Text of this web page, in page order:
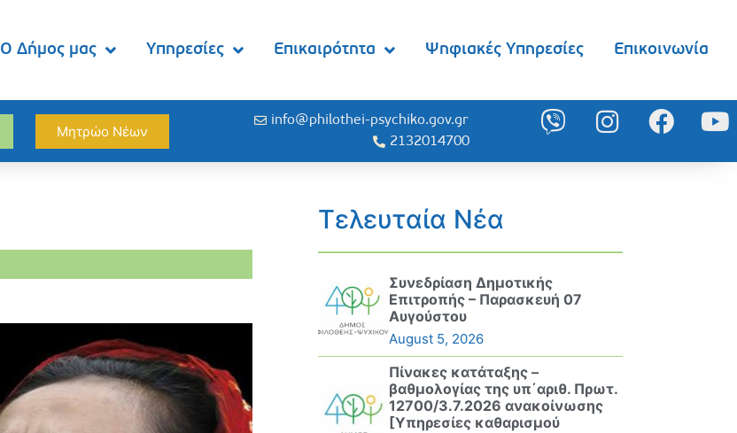
Ο Δήμος μας Υπηρεσίες Επικαιρότητα Ψηφιακές Υπηρεσίες Επικοινωνία
Μητρώο Νέων
info@philothei-psychiko.gov.gr
2132014700
Τελευταία Νέα
Συνεδρίαση Δημοτικής
Επιτροπής – Παρασκευή 07
Αυγούστου
August 5, 2026
Πίνακες κατάταξης –
βαθμολογίας της υπ΄αριθ. Πρωτ.
12700/3.7.2026 ανακοίνωσης
[Υπηρεσίες καθαρισμού